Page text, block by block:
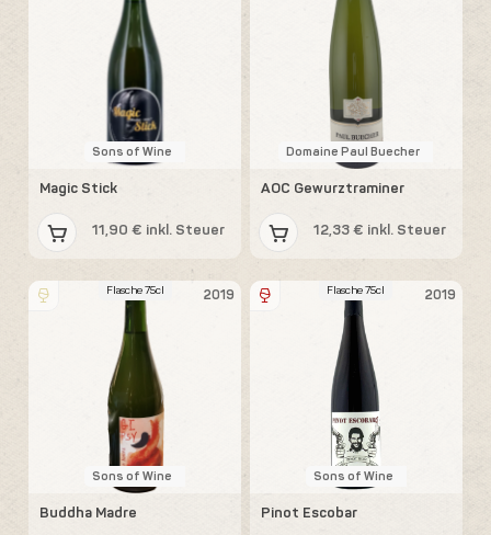
Sons of Wine
Magic Stick
11,90 € inkl. Steuer
Domaine Paul Buecher
AOC Gewurztraminer
12,33 € inkl. Steuer
2019
Flasche 75cl
Sons of Wine
Buddha Madre
2019
Flasche 75cl
Sons of Wine
Pinot Escobar